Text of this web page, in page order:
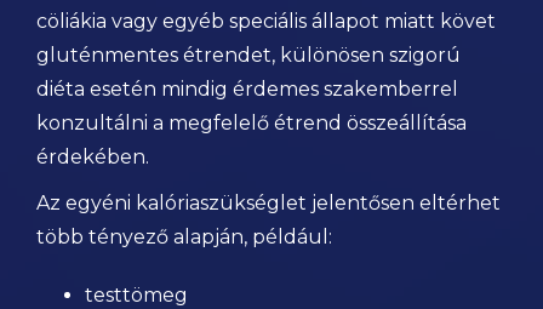
cöliákia vagy egyéb speciális állapot miatt követ
gluténmentes étrendet, különösen szigorú
diéta esetén mindig érdemes szakemberrel
konzultálni a megfelelő étrend összeállítása
érdekében.
Az egyéni kalóriaszükséglet jelentősen eltérhet
több tényező alapján, például:
testtömeg